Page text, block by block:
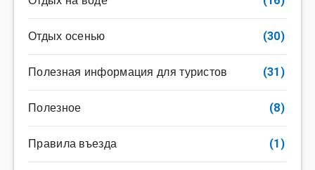
Отдых осенью (30)
Полезная информация для туристов (31)
Полезное (8)
Правила въезда (1)